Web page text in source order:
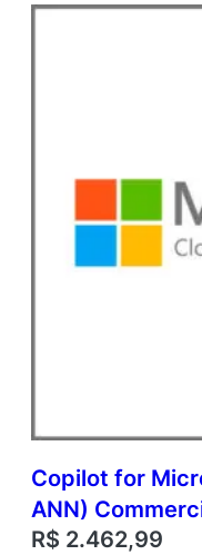
Copilot for
ANN)
R$ 2.462,99